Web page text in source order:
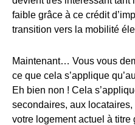
faible grâce à ce crédit
transition vers la mobilité
Maintenant… Vous vous
ce que cela s’applique
Eh bien non ! Cela
secondaires, aux
votre logement actuel à titre